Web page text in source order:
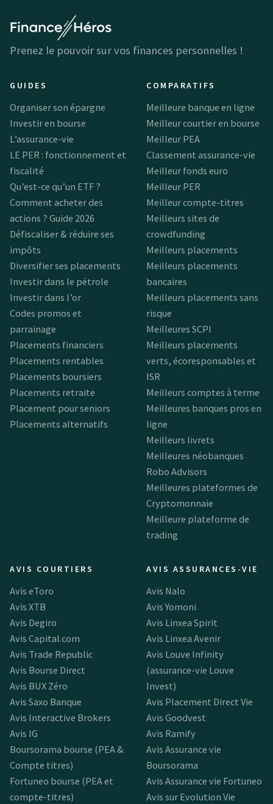
Prenez le pouvoir sur vos finances personnelles !
GUIDES
Organiser son épargne
Investir en bourse
L’assurance-vie
LE PER : fonctionnement et
fiscalité
Qu’est-ce qu’un ETF ?
Comment acheter des
actions ? Guide 2026
Défiscaliser & réduire ses
impôts
Diversifier ses placements
Investir dans le pétrole
Investir dans l’or
Codes promos et
parrainage
Placements financiers
Placements rentables
Placements boursiers
Placements retraite
Placement pour seniors
Placements alternatifs
COMPARATIFS
Meilleure banque en ligne
Meilleur courtier en bourse
Meilleur PEA
Classement assurance-vie
Meilleur fonds euro
Meilleur PER
Meilleur compte-titres
Meilleurs sites de
crowdfunding
Meilleurs placements
Meilleurs placements
bancaires
Meilleurs placements sans
risque
Meilleures SCPI
Meilleurs placements
verts, écoresponsables et
ISR
Meilleurs comptes à terme
Meilleures banques pros en
ligne
Meilleurs livrets
Meilleures néobanques
Robo Advisors
Meilleures plateformes de
Cryptomonnaie
Meilleure plateforme de
trading
AVIS COURTIERS
Avis eToro
Avis XTB
Avis Degiro
Avis Capital.com
Avis Trade Republic
Avis Bourse Direct
Avis BUX Zéro
Avis Saxo Banque
Avis Interactive Brokers
Avis IG
Boursorama bourse (PEA &
Compte titres)
Fortuneo bourse (PEA et
compte-titres)
AVIS ASSURANCES-VIE
Avis Nalo
Avis Yomoni
Avis Linxea Spirit
Avis Linxea Avenir
Avis Louve Infinity
(assurance-vie Louve
Invest)
Avis Placement Direct Vie
Avis Goodvest
Avis Ramify
Avis Assurance vie
Boursorama
Avis Assurance vie Fortuneo
Avis sur Evolution Vie